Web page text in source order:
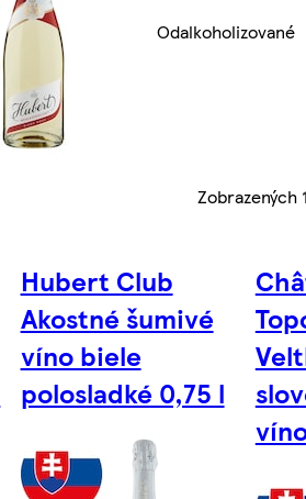
Odalkoholizované
Zobrazených
Hubert Club
Akostné šumivé
víno biele
polosladké 0,75 l